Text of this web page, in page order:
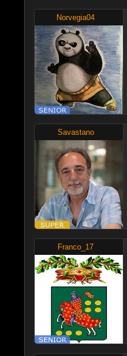
Norvegia04
Savastano
Franco_17